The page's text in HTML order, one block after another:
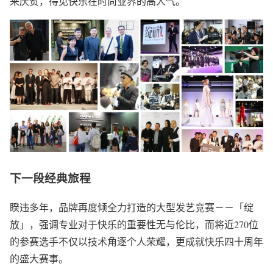
下一段经典旅程
睽违多年，品牌再度倾全力打造的大型发艺竞赛－－「绽
放」，强调专业对于快乐的重要性无与伦比，而将近270位
的参赛选手不仅以技术角逐个人荣耀，更成就快乐四十周年
的盛大赛事。